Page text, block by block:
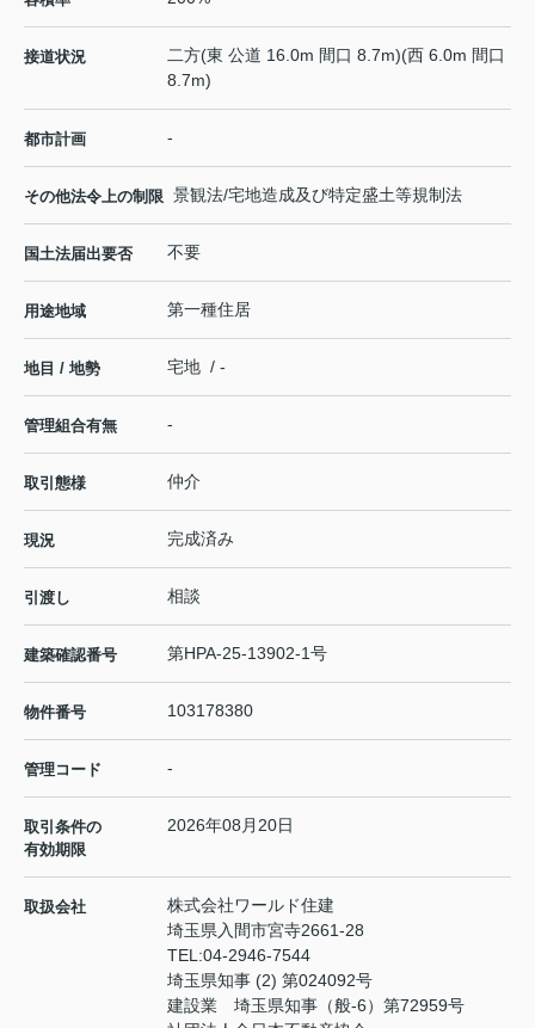
接道状況
二方(東 公道 16.0m 間口 8.7m)(西 6.0m 間口
8.7m)
都市計画 -
その他法令上の制限 景観法/宅地造成及び特定盛土等規制法
国土法届出要否 不要
用途地域 第一種住居
地目 / 地勢 宅地 / -
管理組合有無 -
取引態様 仲介
現況 完成済み
引渡し 相談
建築確認番号 第HPA-25-13902-1号
物件番号 103178380
管理コード -
取引条件の
有効期限
2026年08月20日
取扱会社
株式会社ワールド住建
埼玉県入間市宮寺2661-28
TEL:04-2946-7544
埼玉県知事 (2) 第024092号
建設業 埼玉県知事（般-6）第72959号